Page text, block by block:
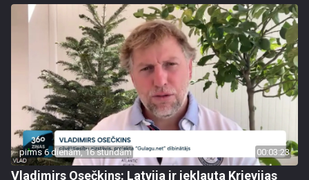
pirms 6 dienām, 16 stundām 00:03:23
Vladimirs Osečkins: Latvija ir iekļauta Krievijas